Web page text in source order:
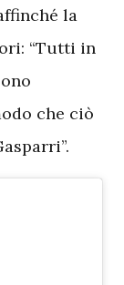
la
“Tutti in
che ciò